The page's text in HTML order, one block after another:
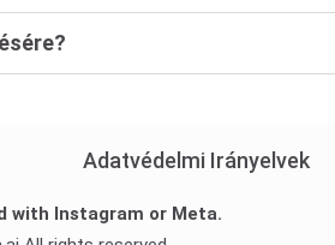
Adatvédelmi Irányelvek
with Instagram or Meta.